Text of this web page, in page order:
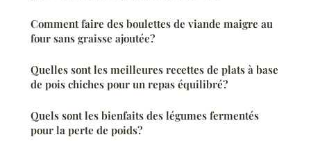
Comment faire des boulettes de viande maigre au
four sans graisse ajoutée?
Quelles sont les meilleures recettes de plats à base
de pois chiches pour un repas équilibré?
Quels sont les bienfaits des légumes fermentés
pour la perte de poids?